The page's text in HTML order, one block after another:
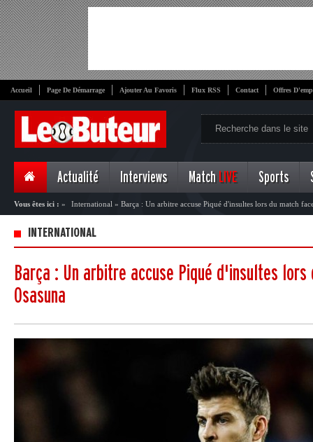
Accueil Page De Démarrage Ajouter Au Favoris Flux RSS Contact Offres
Actualité Interviews Match LIVE Sports
Vous êtes ici : » International » Barça : Un arbitre accuse Piqué d'insultes lors du match
INTERNATIONAL
Barça : Un arbitre accuse Piqué d'insultes
Osasuna